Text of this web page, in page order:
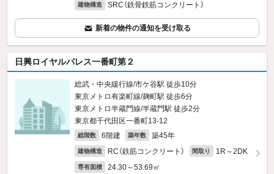
建物構造 SRC（鉄骨鉄筋コンクリート）
新着の物件の通知を受け取る
日興ロイヤルパレス一番町第２
総武・中央緩行線/市ケ谷駅 徒歩10分
東京メトロ有楽町線/麹町駅 徒歩6分
東京メトロ半蔵門線/半蔵門駅 徒歩2分
東京都千代田区一番町13‐12
総階数 6階建 築年数 築45年
建物構造 RC（鉄筋コンクリート） 間取り 1R～2DK
専有面積 24.30～53.69㎡